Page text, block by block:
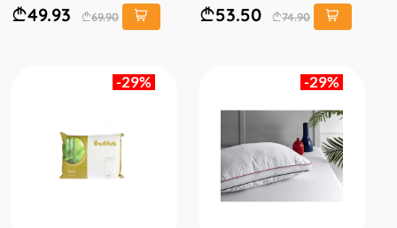
49.93 69.90 53.50 74.90
-29% -29%